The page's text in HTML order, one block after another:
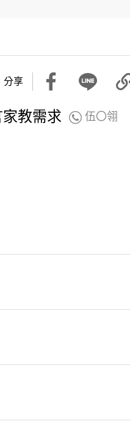
分享
教需求 伍〇翎